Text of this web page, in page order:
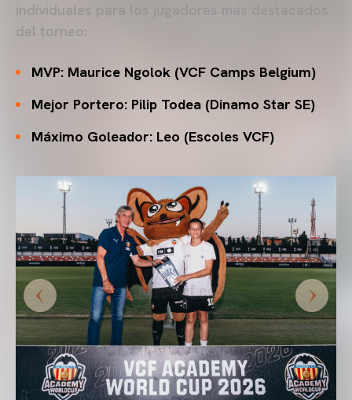
individuales para los jugadores más destacados
del torneo:
MVP: Maurice Ngolok (VCF Camps Belgium)
Mejor Portero: Pilip Todea (Dinamo Star SE)
Máximo Goleador: Leo (Escoles VCF)